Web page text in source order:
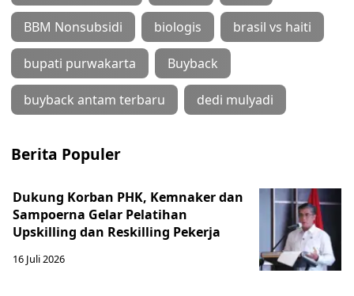
BBM Nonsubsidi biologis brasil vs haiti
bupati purwakarta Buyback
buyback antam terbaru dedi mulyadi
Berita Populer
Dukung Korban PHK, Kemnaker dan
Sampoerna Gelar Pelatihan
Upskilling dan Reskilling Pekerja
16 Juli 2026